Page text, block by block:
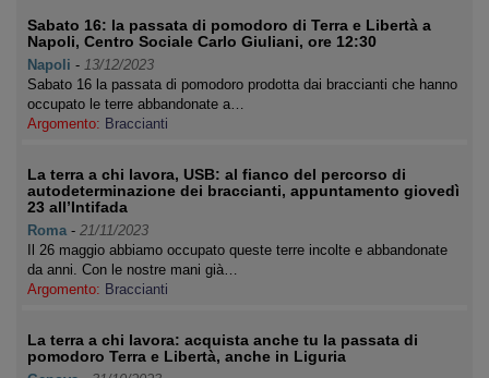
Sabato 16: la passata di pomodoro di Terra e Libertà a
Napoli, Centro Sociale Carlo Giuliani, ore 12:30
Napoli - 13/12/2023
Sabato 16 la passata di pomodoro prodotta dai braccianti che hanno
occupato le terre abbandonate a…
Argomento: Braccianti
La terra a chi lavora, USB: al fianco del percorso di
autodeterminazione dei braccianti, appuntamento giovedì
23 all’Intifada
Roma - 21/11/2023
Il 26 maggio abbiamo occupato queste terre incolte e abbandonate
da anni. Con le nostre mani già…
Argomento: Braccianti
La terra a chi lavora: acquista anche tu la passata di
pomodoro Terra e Libertà, anche in Liguria